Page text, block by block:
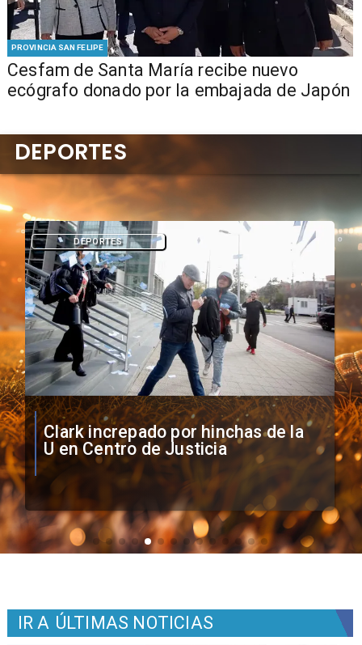
PROVINCIA SAN FELIPE
Cesfam de Santa María recibe nuevo
ecógrafo donado por la embajada de Japón
Vozinha firma contrato con Colo
Colo como nuevo arquero
DEPORTES
DEPORTES
IR A ÚLTIMAS NOTICIAS